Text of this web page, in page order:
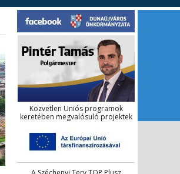
Közvetlen Uniós programok
keretében megvalósuló projektek